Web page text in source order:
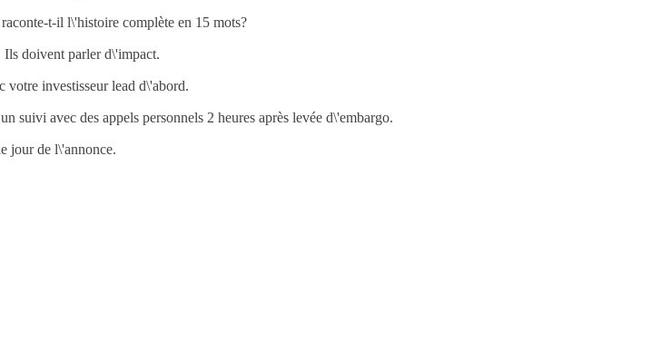
t-il l\'histoire complète en 15 mots?
doivent parler d\'impact.
votre investisseur lead d\'abord.
suivi avec des appels personnels 2 heures après levée d\'embargo.
jour de l\'annonce.